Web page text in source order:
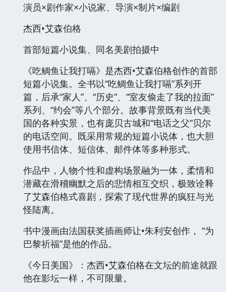
演员×剧作家×小说家、导演×制片×编剧
杰西•艾森伯格
首部短篇小说集、同名美剧拍摄中
《吃鲷鱼让我打嗝》是杰西•艾森伯格创作的首部
短篇小说集。全书以“吃鲷鱼让我打嗝”系列开
篇，后承“家人”、“历史”、“室友偷走了我的拉面”
系列、“约会”等八个部分。故事背景既有当代美
国的各种实景，也有庞贝古城和“电话之父”贝尔
的电话空间。既采用常规的短篇小说体，也大胆
使用书信体、短信体、邮件体等多种形式。
作品中，人物个性和虚构场景融为一体，柔情和
潜藏在滑稽幽默之后的悲情相互交织，极致诠释
了艾森伯格式喜剧，探索了现代世界的疯狂与光
怪陆离。
书中漫画由法国获奖插画师让•朱利安创作， “为
巴黎祈福”是他的作品。
《今日美国》：杰西•艾森伯格在文坛的前途就跟
他在影坛一样，不可限量。